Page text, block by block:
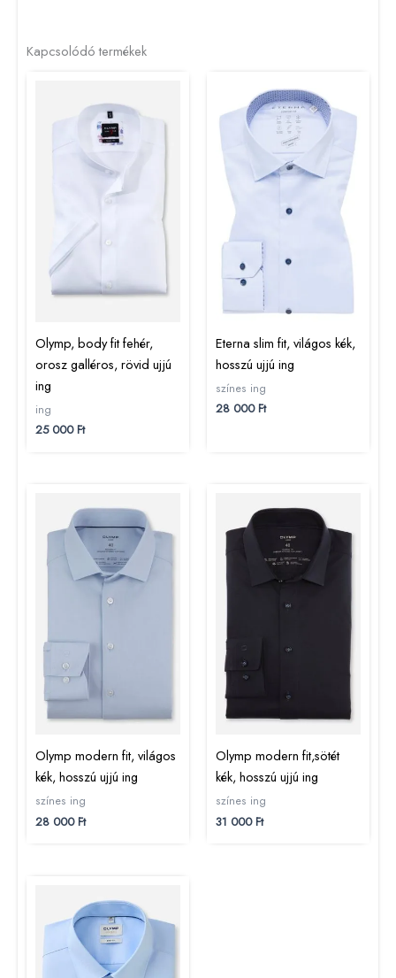
Kapcsolódó termékek
Olymp, body fit fehér,
orosz galléros, rövid ujjú
ing
ing
25 000Ft
Eterna slim fit, világos kék,
hosszú ujjú ing
színes ing
28 000Ft
Olymp modern fit, világos
kék, hosszú ujjú ing
színes ing
28 000Ft
Olymp modern fit,sötét
kék, hosszú ujjú ing
színes ing
31 000Ft